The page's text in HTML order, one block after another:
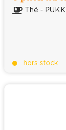
Thé -
hors stock